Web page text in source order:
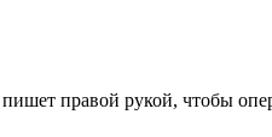
правой рукой, чтобы